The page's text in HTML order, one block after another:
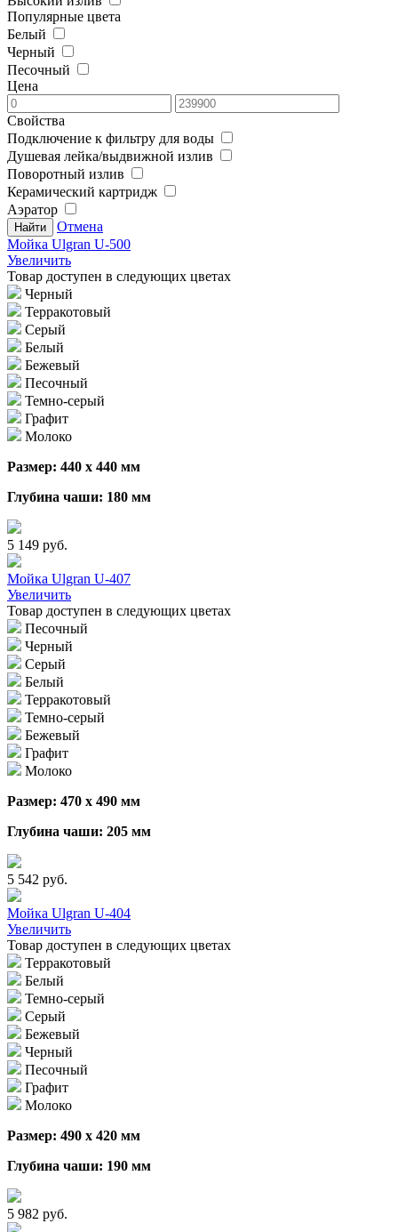
Популярные цвета
Белый
Черный
Песочный
Цена
Свойства
Подключение к фильтру для воды
Душевая лейка/выдвижной излив
Поворотный излив
Керамический картридж
Аэратор
Отмена
Мойка Ulgran U-500
Увеличить
Товар доступен в следующих цветах
Черный
Терракотовый
Серый
Белый
Бежевый
Песочный
Темно-серый
Графит
Молоко
Размер: 440 х 440 мм
Глубина чаши: 180 мм
5 149 руб.
Мойка Ulgran U-407
Увеличить
Товар доступен в следующих цветах
Песочный
Черный
Серый
Белый
Терракотовый
Темно-серый
Бежевый
Графит
Молоко
Размер: 470 х 490 мм
Глубина чаши: 205 мм
5 542 руб.
Мойка Ulgran U-404
Увеличить
Товар доступен в следующих цветах
Терракотовый
Белый
Темно-серый
Серый
Бежевый
Черный
Песочный
Графит
Молоко
Размер: 490 х 420 мм
Глубина чаши: 190 мм
5 982 руб.